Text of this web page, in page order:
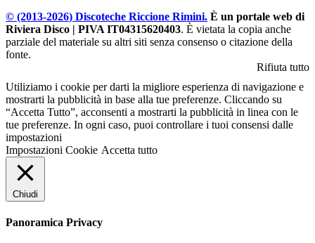
© (2013-2026) Discoteche Riccione Rimini. È un portale web di
Riviera Disco | PIVA IT04315620403. È vietata la copia anche
parziale del materiale su altri siti senza consenso o citazione della
fonte.
Rifiuta tutto
Utiliziamo i cookie per darti la migliore esperienza di navigazione e
mostrarti la pubblicità in base alla tue preferenze. Cliccando su
“Accetta Tutto”, acconsenti a mostrarti la pubblicità in linea con le
tue preferenze. In ogni caso, puoi controllare i tuoi consensi dalle
impostazioni
Impostazioni Cookie Accetta tutto
Chiudi
Panoramica Privacy